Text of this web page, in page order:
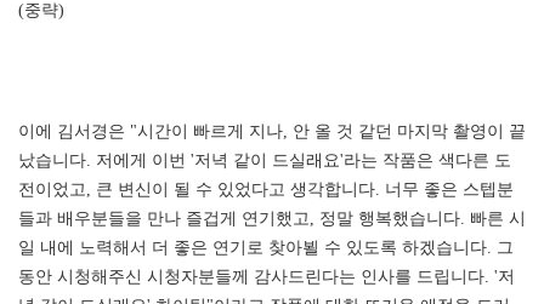
(중략)
이에 김서경은 "시간이 빠르게 지나, 안 올 것 같던 마지막 촬영이 끝
났습니다. 저에게 이번 '저녁 같이 드실래요'라는 작품은 색다른 도
전이었고, 큰 변신이 될 수 있었다고 생각합니다. 너무 좋은 스텝분
들과 배우분들을 만나 즐겁게 연기했고, 정말 행복했습니다. 빠른 시
일 내에 노력해서 더 좋은 연기로 찾아뵐 수 있도록 하겠습니다. 그
동안 시청해주신 시청자분들께 감사드린다는 인사를 드립니다. '저